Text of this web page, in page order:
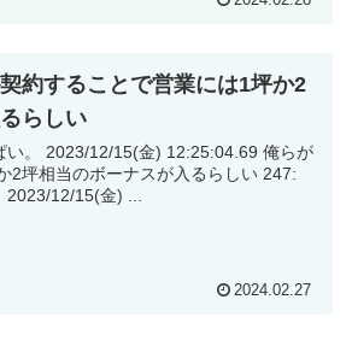
約することで営業には1坪か2
らしい
俺らが
相当のボーナスが入るらしい 247:
名無しさん＠お腹いっぱい。 2023/12/15(金) ...
2024.02.27